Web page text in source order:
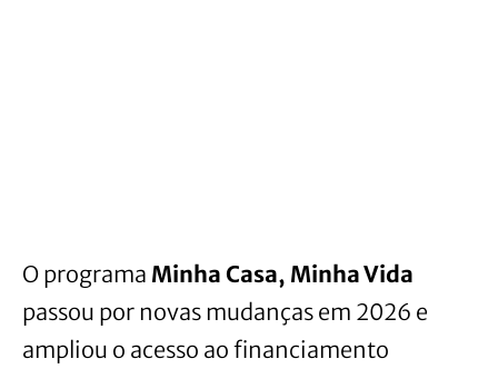
O programa Minha Casa, Minha Vida
passou por novas mudanças em 2026 e
ampliou o acesso ao financiamento